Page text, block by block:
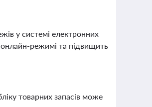
у системі електронних
режимі та підвищить
товарних запасів може